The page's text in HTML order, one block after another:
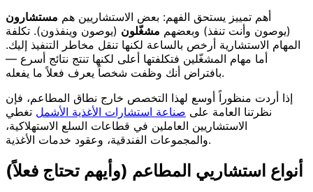
أهم تمييز يستحق الفهم: بعض الاستشاريين هم مستشارون
(يوصون وأنت تنفذ) وبعضهم مشغّلون (يوصون وينفذون). تكلفة
المهام الاستشارية أرخص بالساعة لكنها تنقل مخاطر التنفيذ إليك.
أما مهام المشغّلين فتكلفتها أعلى لكنها تنتج نتائج أسرع —
بافتراض أنك وظفت شخصاً يعرف فعلاً ما يفعله.
إذا أردت منظوراً أوسع لهذا التخصص خارج نطاق المطاعم، فإن
نظرتنا العامة على صناعة استشارات الأغذية الأشمل تغطي
الاستشاريين العاملين في قطاعات السلع الاستهلاكية،
والمجموعات الفندقية، وعقود خدمات الأغذية.
أنواع استشاريي المطاعم (وأيهم تحتاج فعلاً)